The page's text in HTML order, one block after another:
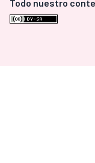
Todo nuestro